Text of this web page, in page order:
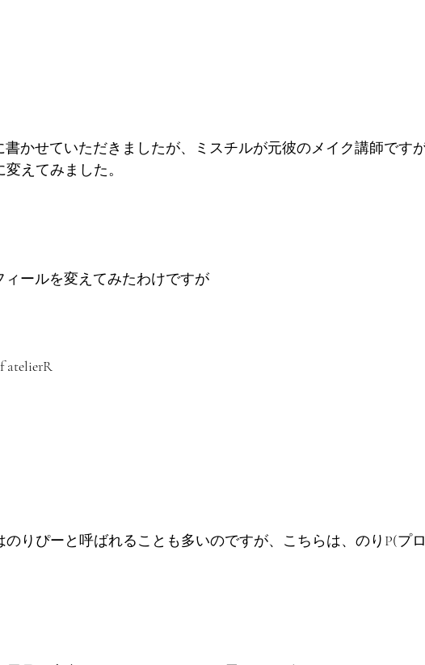
書かせていただきましたが、ミスチルが元彼のメイク講師です
えてみました。
ィールを変えてみたわけですが
atelierR
のりぴーと呼ばれることも多いのですが、こちらは、のりP(プ